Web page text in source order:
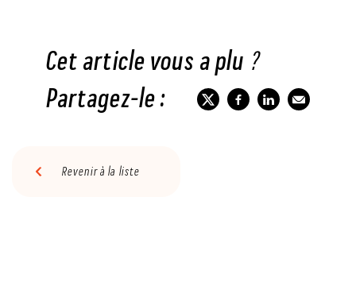
Revenir à la liste
Cet article vous a plu ?
Partagez-le :